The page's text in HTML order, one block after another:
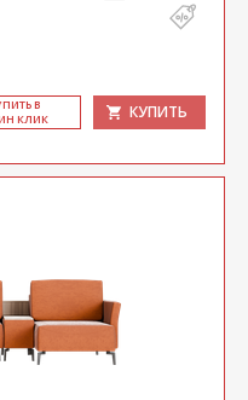
В
КЛИК
КУПИТЬ